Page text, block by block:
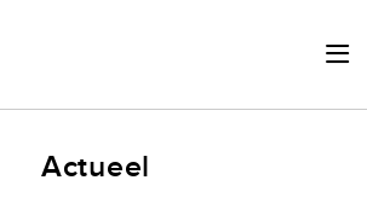
Actueel